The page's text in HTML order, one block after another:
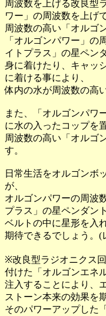
周波数を上げる改良型
ワー」の周波数を上げ
周波数の高い「オルゴ
「オルゴンパワー」の
イトプラス」の星ペン
身に着けたり、キャッ
に着ける事により、
体内の水が周波数の高
また、「オルゴンパワ
に水の入ったコップを
周波数の高い「オルゴ
す。
日常生活をオルゴンボ
が、
オルゴンパワーの周波
プラス」の星ペンダン
ベルトの中に星形を入
期待できるでしょう。(
※改良型ラジオニクス
付けた「オルゴンエネ
注入することにより、
ストーン本来の効果を
そのパワーアップし